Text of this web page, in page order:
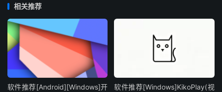
相关推荐
软件推荐[Android][Windows]开
软件推荐[Windows]KikoPlay(视